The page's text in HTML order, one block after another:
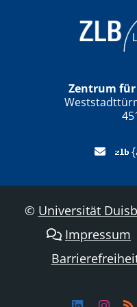
Zentrum
© Universität
Impressum